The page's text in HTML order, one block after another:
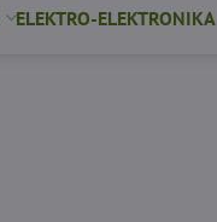
ELEKTRO-ELEKTRONIKA